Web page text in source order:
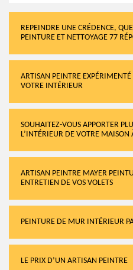
REPEINDRE UNE CRÉDENCE,
PEINTURE ET NETTOYAGE 77
ARTISAN PEINTRE
VOTRE INTÉRIEUR
SOUHAITEZ-VOUS APPORTER
L’INTÉRIEUR DE VOTRE MAISON
ARTISAN PEINTRE MAYER
ENTRETIEN DE VOS VOLETS
PEINTURE DE MUR INTÉRIEUR
LE PRIX D’UN ARTISAN PEINTRE